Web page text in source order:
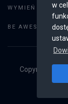
w
WYMIEŃ GRY:
BE AWESOME:
Copyright ©